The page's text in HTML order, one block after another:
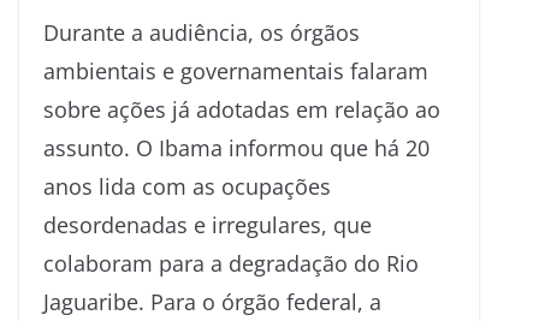
Durante a audiência, os órgãos
ambientais e governamentais falaram
sobre ações já adotadas em relação ao
assunto. O Ibama informou que há 20
anos lida com as ocupações
desordenadas e irregulares, que
colaboram para a degradação do Rio
Jaguaribe. Para o órgão federal, a